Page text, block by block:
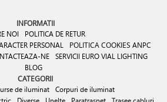
INFORMATII
NOI
POLITICA DE RETUR
PERSONAL
POLITICA COOKIES ANPC
NE SERVICII EURO VIAL LIGHTING
BLOG
CATEGORII
de iluminat
Corpuri de iluminat